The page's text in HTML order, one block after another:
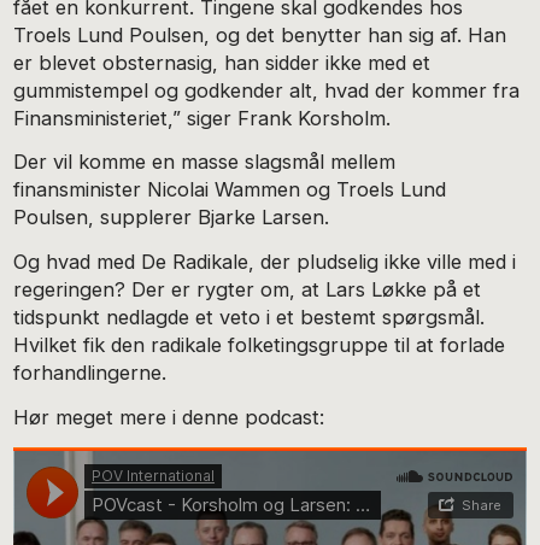
fået en konkurrent. Tingene skal godkendes hos
Troels Lund Poulsen, og det benytter han sig af. Han
er blevet obsternasig, han sidder ikke med et
gummistempel og godkender alt, hvad der kommer fra
Finansministeriet,” siger Frank Korsholm.
Der vil komme en masse slagsmål mellem
finansminister Nicolai Wammen og Troels Lund
Poulsen, supplerer Bjarke Larsen.
Og hvad med De Radikale, der pludselig ikke ville med i
regeringen? Der er rygter om, at Lars Løkke på et
tidspunkt nedlagde et veto i et bestemt spørgsmål.
Hvilket fik den radikale folketingsgruppe til at forlade
forhandlingerne.
Hør meget mere i denne podcast: